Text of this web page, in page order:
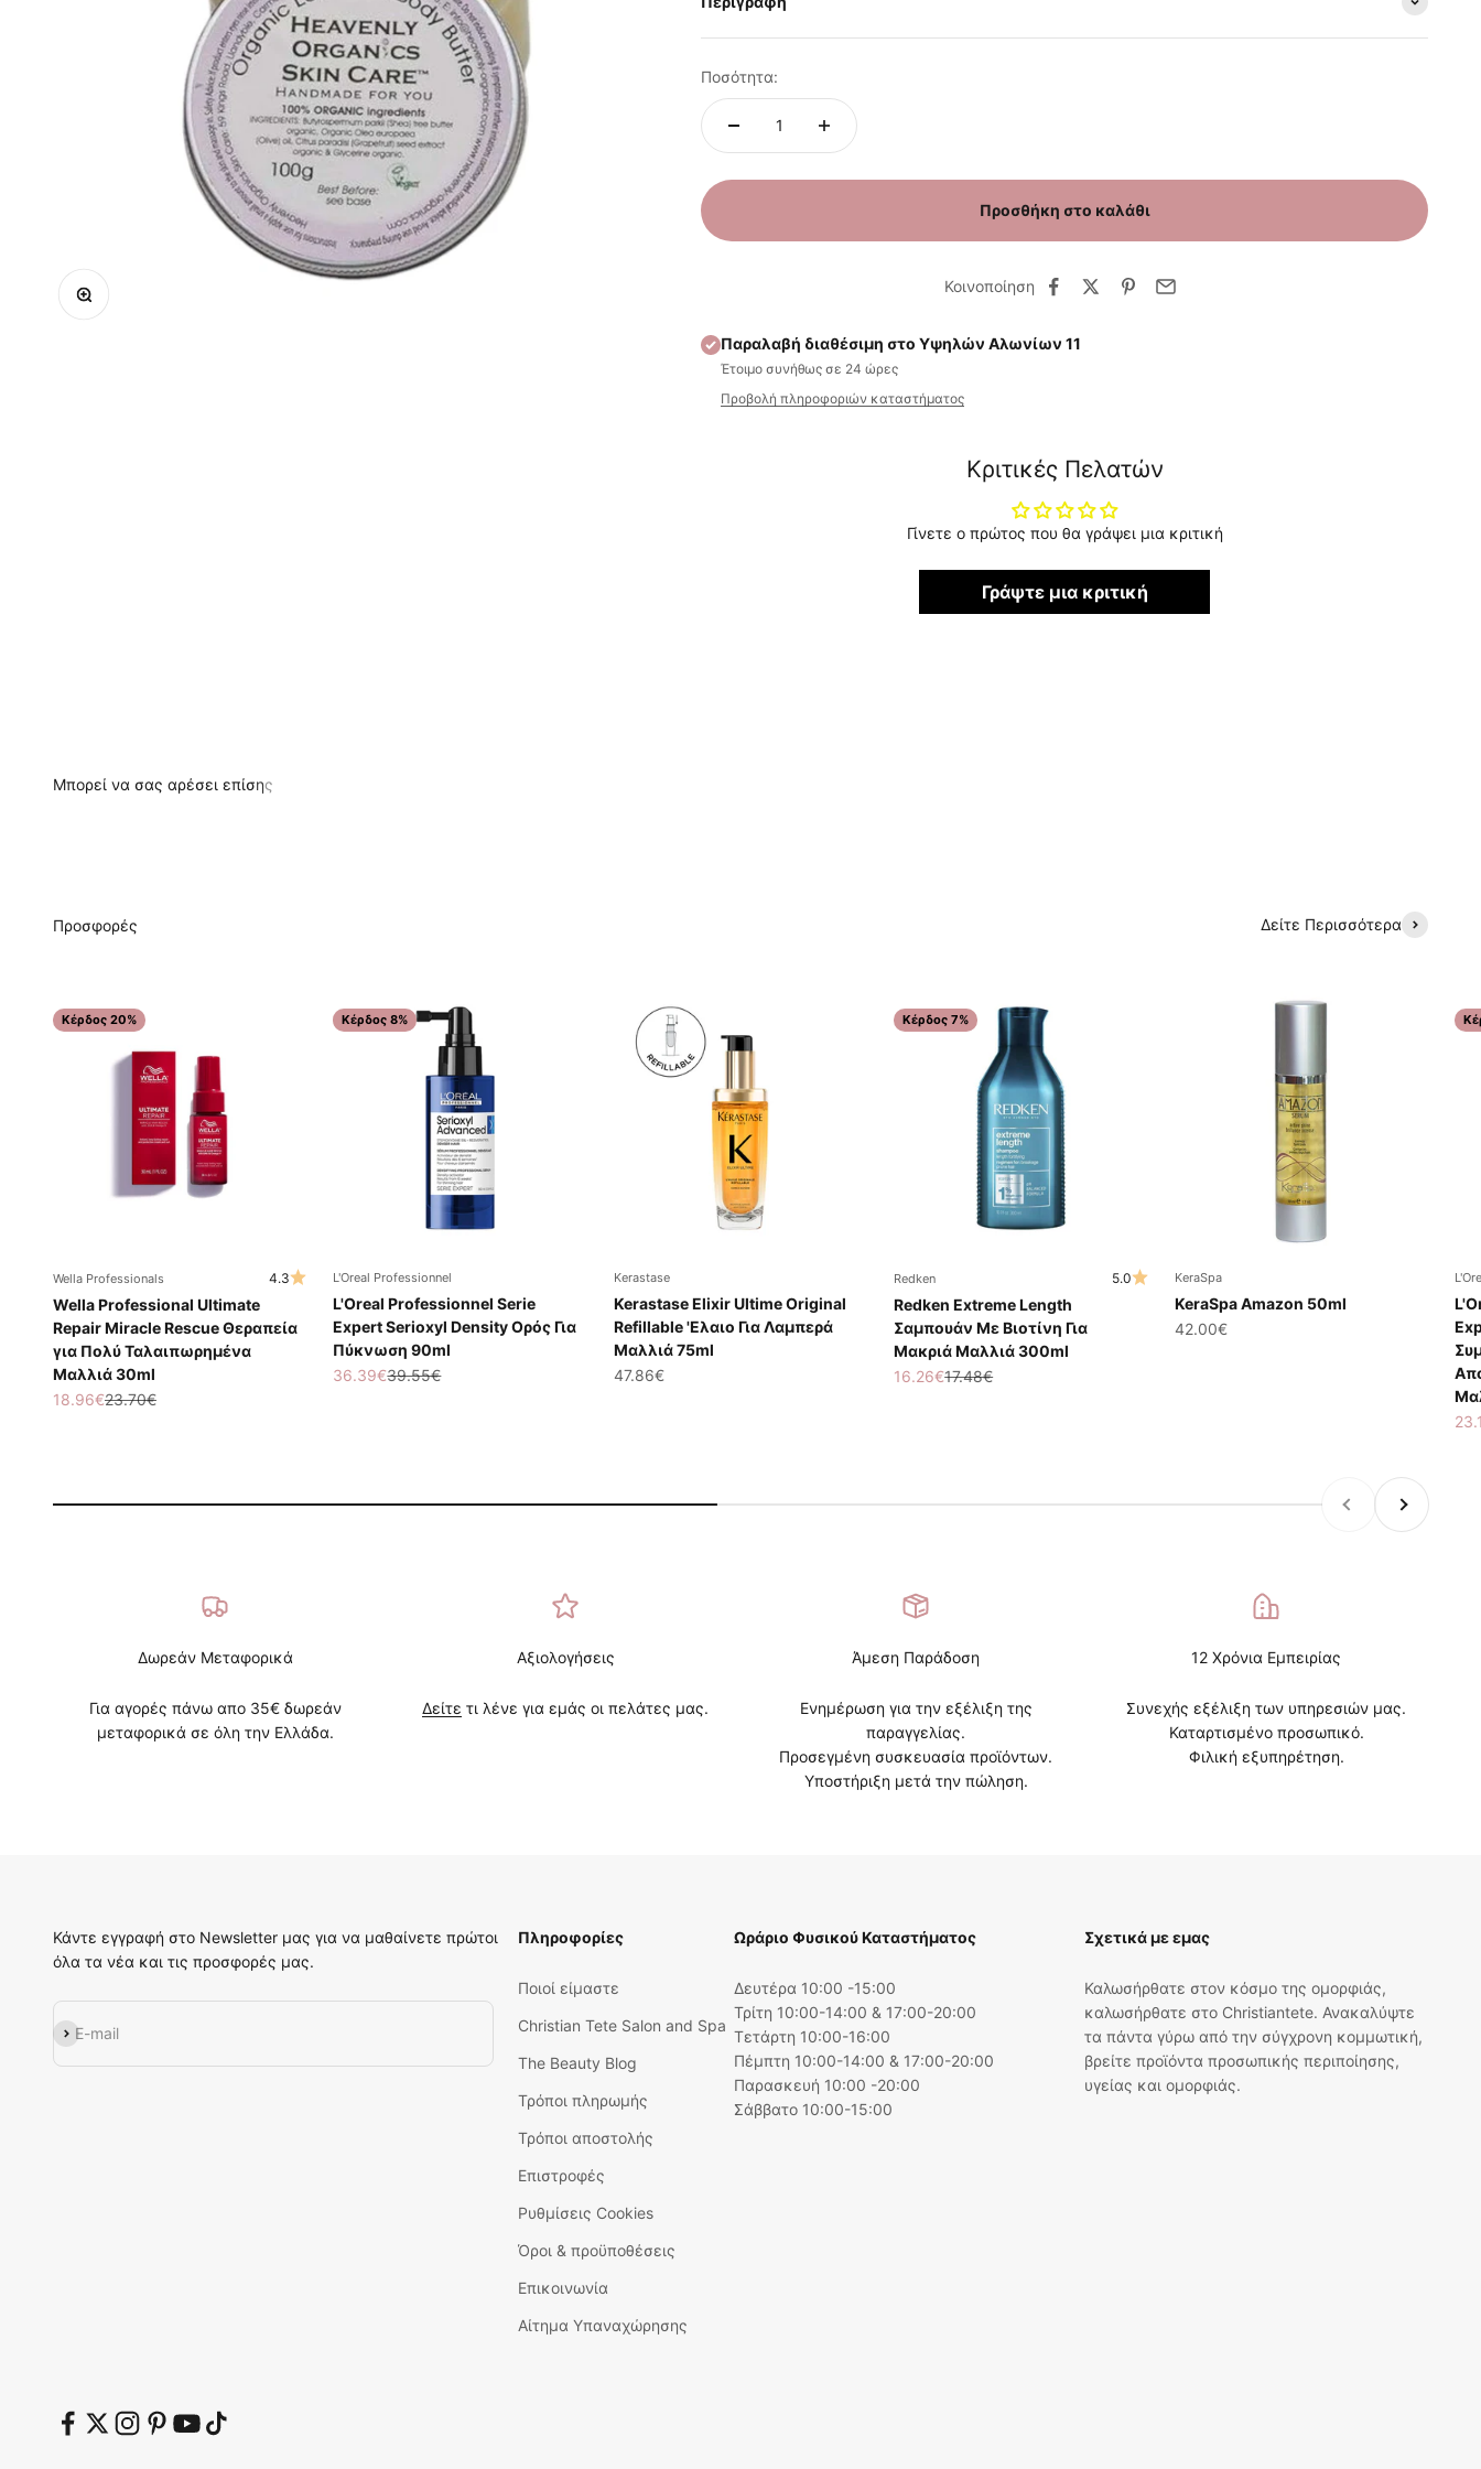
Μεγέθυνση
Ποσότητα:
Προσθήκη στο καλάθι
Κοινοποίηση
Παραλαβή διαθέσιμη στο Υψηλών Αλωνίων 11
Έτοιμο συνήθως σε 24 ώρες
Προβολή πληροφοριών καταστήματος
Κριτικές Πελατών
Γίνετε ο πρώτος που θα γράψει μια κριτική
Γράψτε μια κριτική
Δείτε Περισσότερα
Κέρδος 20%
Wella Professionals 4.3
Wella Professional Ultimate
Repair Miracle Rescue Θεραπεία
για Πολύ Ταλαιπωρημένα
Μαλλιά 30ml
Τιμή πώλησης
18.96€Κανονική τιμή
23.70€
Κέρδος 8%
L'Oreal Professionnel
L'Oreal Professionnel Serie
Expert Serioxyl Density Ορός Για
Πύκνωση 90ml
Τιμή πώλησης
36.39€Κανονική τιμή
39.55€
Kerastase
Kerastase Elixir Ultime Original
Refillable 'Ελαιο Για Λαμπερά
Μαλλιά 75ml
Τιμή πώλησης
47.86€
Κέρδος 7%
Redken 5.0
Redken Extreme Length
Σαμπουάν Με Βιοτίνη Για
Μακριά Μαλλιά 300ml
Τιμή πώλησης
16.26€Κανονική τιμή
17.48€
KeraSpa
KeraSpa Amazon 50ml
Τιμή πώλησης
42.00€
Προηγούμενο
Επόμενο
Δωρεάν Μεταφορικά
Για αγορές πάνω απο 35€ δωρεάν
μεταφορικά σε όλη την Ελλάδα.
Αξιολογήσεις
Δείτε τι λένε για εμάς οι πελάτες μας.
Άμεση Παράδοση
Ενημέρωση για την εξέλιξη της
παραγγελίας.
Προσεγμένη συσκευασία προϊόντων.
Υποστήριξη μετά την πώληση.
12 Χρόνια Εμπειρίας
Συνεχής εξέλιξη των υπηρεσιών μας.
Καταρτισμένο προσωπικό.
Φιλική εξυπηρέτηση.
Κάντε εγγραφή στο Newsletter μας για να μαθαίνετε πρώτοι
όλα τα νέα και τις προσφορές μας.
E-mail
Εγγραφή
Πληροφορίες
Ποιοί είμαστε
Christian Tete Salon and Spa
The Beauty Blog
Τρόποι πληρωμής
Τρόποι αποστολής
Επιστροφές
Ρυθμίσεις Cookies
Όροι & προϋποθέσεις
Επικοινωνία
Αίτημα Υπαναχώρησης
Ωράριο Φυσικού Καταστήματος
Δευτέρα 10:00 -15:00
Τρίτη 10:00-14:00 & 17:00-20:00
Τετάρτη 10:00-16:00
Πέμπτη 10:00-14:00 & 17:00-20:00
Παρασκευή 10:00 -20:00
Σάββατο 10:00-15:00
Σχετικά με εμας
Καλωσήρθατε στον κόσμο της ομορφιάς,
καλωσήρθατε στο Christiantete. Ανακαλύψτε
τα πάντα γύρω από την σύγχρονη κομμωτική,
βρείτε προϊόντα προσωπικής περιποίησης,
υγείας και ομορφιάς.